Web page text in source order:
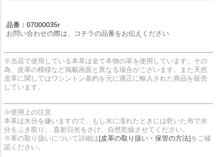
品番：07000035r
お問い合わせの際は、コチラの品番をお伝えください
※当店で使用している本革は全て本物の革を使用しています。その
為、皮革の模様など掲載画面と異なる場合がございます。また天然
皮革に関してはワシントン条約を元に適正に輸入された商品を販売
しています。
※使用上の注意
本革は水分を嫌いますので、もし水に濡れたときには乾いた布で水
分をふき取り、 直射日光をさけ、自然乾燥させてください。
※革の取り扱いについて詳細は[皮革の取り扱い・保管の方法]をご確
認ください。